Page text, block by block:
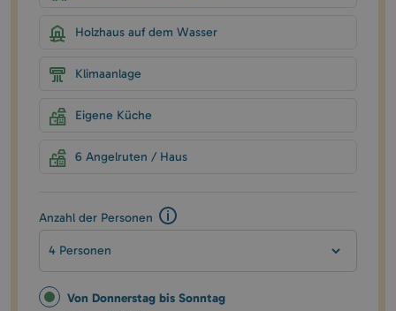
Holzhaus auf dem Wasser
Klimaanlage
Eigene Küche
6 Angelruten / Haus
Anzahl der Personen
4 Personen
Von Donnerstag bis Sonntag